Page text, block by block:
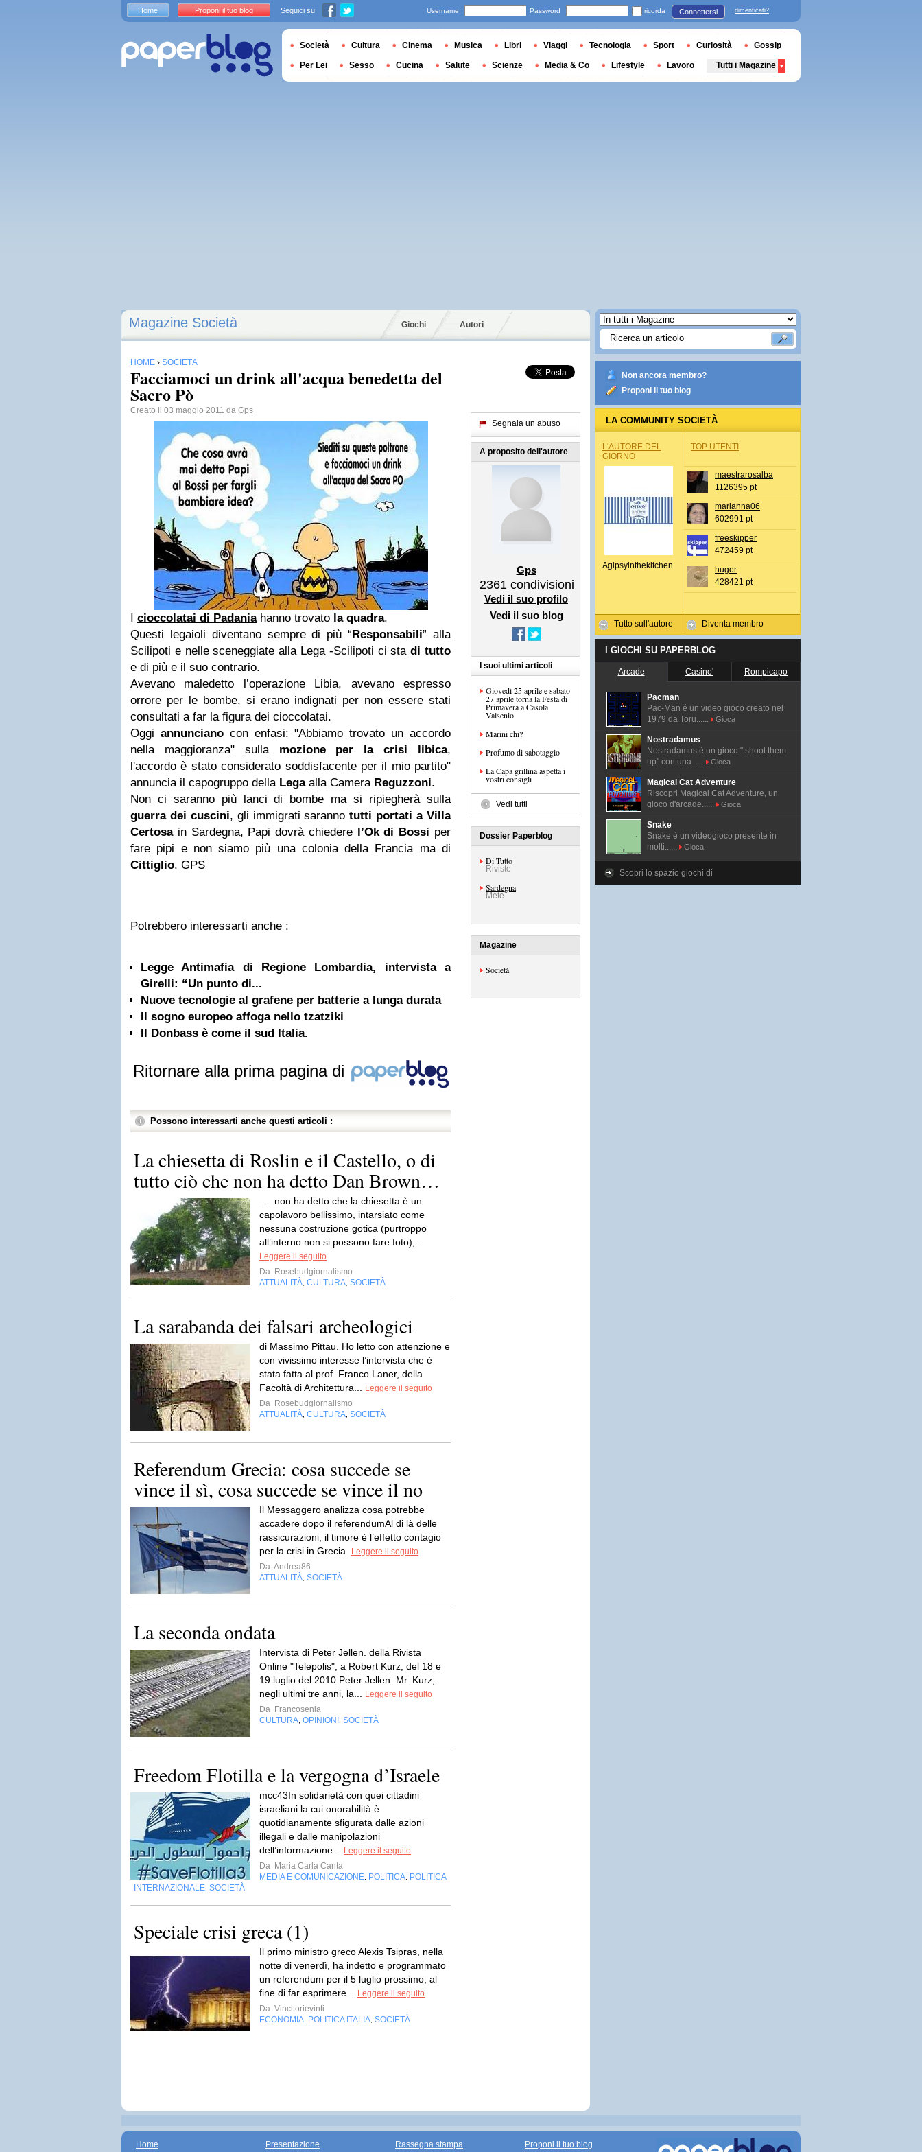
Magazine Società Giochi Autori
HOME › SOCIETÀ
Facciamoci un drink all'acqua benedetta del
Sacro Pò
Creato il 03 maggio 2011 da Gps
I cioccolatai di Padaniahanno trovato la quadra.
Questi legaioli diventano sempre di più “Responsabili” alla
Scilipoti e nelle sceneggiate alla Lega -Scilipoti ci stadi tutto
e di più e il suo contrario.
Avevano maledetto l’operazione Libia, avevano espresso
orrore per le bombe, si erano indignati per non essere stati
consultati a far la figura dei cioccolatai.
Oggi annunciano con enfasi: "Abbiamo trovato un accordo
nella maggioranza" sulla mozione per la crisi libica,
l'accordo è stato considerato soddisfacente per il mio partito"
annuncia il capogruppo della Legaalla Camera Reguzzoni.
Non ci saranno più lanci di bombe ma si ripiegherà sulla
guerra dei cuscini, gli immigrati sarannotutti portati a Villa
Certosain Sardegna, Papi dovrà chiedere l’Ok di Bossi per
fare pipi e non siamo più una colonia della Francia ma di
Cittiglio. GPS
Potrebbero interessarti anche :
Legge Antimafia di Regione Lombardia, intervista a
Girelli: “Un punto di...
Nuove tecnologie al grafene per batterie a lunga durata
Il sogno europeo affoga nello tzatziki
Il Donbass è come il sud Italia.
Ritornare alla prima pagina di
Possono interessarti anche questi articoli :
La chiesetta di Roslin e il Castello, o di
tutto ciò che non ha detto Dan Brown…
…. non ha detto che la chiesetta è un
capolavoro bellissimo, intarsiato come
nessuna costruzione gotica (purtroppo
all’interno non si possono fare foto),...
Leggere il seguito
Da Rosebudgiornalismo
ATTUALITÀ CULTURA SOCIETÀ
La sarabanda dei falsari archeologici
di Massimo Pittau. Ho letto con attenzione e
con vivissimo interesse l’intervista che è
stata fatta al prof. Franco Laner, della
Facoltà di Architettura...
Leggere il seguito
Da Rosebudgiornalismo
ATTUALITÀ CULTURA SOCIETÀ
Referendum Grecia: cosa succede se
vince il sì, cosa succede se vince il no
Il Messaggero analizza cosa potrebbe
accadere dopo il referendumAl di là delle
rassicurazioni, il timore è l’effetto contagio
per la crisi in Grecia.
Leggere il seguito
Da Andrea86
ATTUALITÀ SOCIETÀ
La seconda ondata
Intervista di Peter Jellen. della Rivista
Online "Telepolis", a Robert Kurz, del 18 e
19 luglio del 2010 Peter Jellen: Mr. Kurz,
negli ultimi tre anni, la...
Leggere il seguito
Da Francosenia
CULTURA OPINIONI SOCIETÀ
Freedom Flotilla e la vergogna d’Israele
mcc43In solidarietà con quei cittadini
israeliani la cui onorabilità è
quotidianamente sfigurata dalle azioni
illegali e dalle manipolazioni
dell’informazione...
Leggere il seguito
Da Maria Carla Canta
MEDIA E COMUNICAZIONE POLITICA POLITICA
INTERNAZIONALE SOCIETÀ
Speciale crisi greca (1)
Il primo ministro greco Alexis Tsipras, nella
notte di venerdì, ha indetto e programmato
un referendum per il 5 luglio prossimo, al
fine di far esprimere...
Leggere il seguito
Da Vincitorievinti
ECONOMIA POLITICA ITALIA SOCIETÀ
Segnala un abuso
A proposito dell'autore
Gps
2361 condivisioni
Vedi il suo profilo
Vedi il suo blog
I suoi ultimi articoli
Giovedì 25 aprile e sabato
27 aprile torna la Festa di
Primavera a Casola
Valsenio
Marini chi?
Profumo di sabotaggio
La Capa grillina aspetta i
vostri consigli
Vedi tutti
Dossier Paperblog
Di Tutto
Riviste
Sardegna
Mete
Magazine
Società
Non ancora membro?
Proponi il tuo blog
LA COMMUNITY SOCIETÀ
L'AUTORE DEL
GIORNO
Agipsyinthekitchen
Tutto sull'autore
TOP UTENTI
maestrarosalba
1126395 pt
marianna06
602991 pt
freeskipper
472459 pt
hugor
428421 pt
Diventa membro
I GIOCHI SU PAPERBLOG
Arcade Casino' Rompicapo
Pacman
Pac-Man é un video gioco creato nel
1979 da Toru......
Gioca
Nostradamus
Nostradamus è un gioco " shoot them
up" con una......
Gioca
Magical Cat Adventure
Riscopri Magical Cat Adventure, un
gioco d'arcade......
Gioca
Snake
Snake è un videogioco presente in
molti......
Gioca
Scopri lo spazio giochi di
Home Proponi il tuo blog Seguici su Username Password ricorda Connettersi dimenticati?
Società Cultura Cinema Musica Libri Viaggi Tecnologia Sport Curiosità Gossip
Per Lei Sesso Cucina Salute Scienze Media & Co Lifestyle Lavoro Tutti i Magazine
Home Presentazione Rassegna stampa Proponi il tuo blog